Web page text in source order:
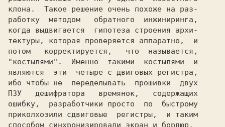
клона.  Такое решение очень похоже на раз-
работку  методом   обратного  инжиниринга,
когда выдвигается  гипотеза строения архи-
тектуры, которая проверяется аппаратно,  и
"костылями".
  Именно  такими  костылями  и
являются  эти  четыре с двиговых регистра,
ибо чтобы не  переделывать  прошивки  двух
ПЗУ   дешифратора   времянок,   содержащих
ошибку,  разработчики просто  по  быстрому
приколхозили сдвиговые  регистры,  и таким
способом синхронизировали экран и бордюр.